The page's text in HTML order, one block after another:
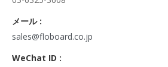
ールデンウィークを除く)
6. 個人情報における任意性について
個人情報のご提供は、ご本人の任意です
ご入力頂けない場合は本フォームをご利
了承ください。
メール :
sales@floboard.co.jp
WeChat ID :